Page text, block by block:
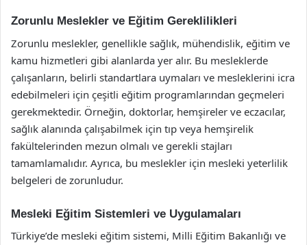
Zorunlu Meslekler ve Eğitim Gereklilikleri
Zorunlu meslekler, genellikle sağlık, mühendislik, eğitim ve
kamu hizmetleri gibi alanlarda yer alır. Bu mesleklerde
çalışanların, belirli standartlara uymaları ve mesleklerini icra
edebilmeleri için çeşitli eğitim programlarından geçmeleri
gerekmektedir. Örneğin, doktorlar, hemşireler ve eczacılar,
sağlık alanında çalışabilmek için tıp veya hemşirelik
fakültelerinden mezun olmalı ve gerekli stajları
tamamlamalıdır. Ayrıca, bu meslekler için mesleki yeterlilik
belgeleri de zorunludur.
Mesleki Eğitim Sistemleri ve Uygulamaları
Türkiye’de mesleki eğitim sistemi, Milli Eğitim Bakanlığı ve